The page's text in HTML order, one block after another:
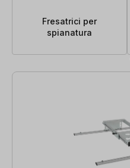
Fresatrici per
spianatura
91 articoli trovati